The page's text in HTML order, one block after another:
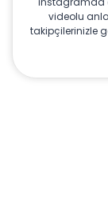
videolu
takipçilerinizle